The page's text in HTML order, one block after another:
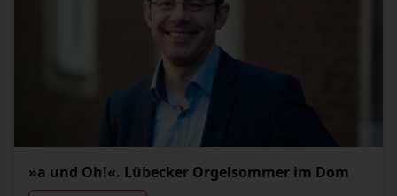
»a und Oh!«. Lübecker Orgelsommer im Dom